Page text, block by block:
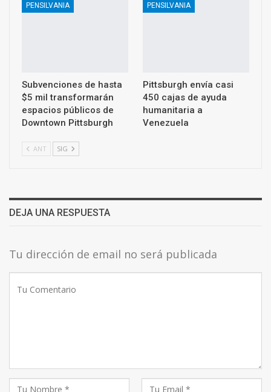
PENSILVANIA
Subvenciones de hasta
$5 mil transformarán
espacios públicos de
Downtown Pittsburgh
PENSILVANIA
Pittsburgh envía casi
450 cajas de ayuda
humanitaria a
Venezuela
ANT SIG
DEJA UNA RESPUESTA
Tu dirección de email no será publicada